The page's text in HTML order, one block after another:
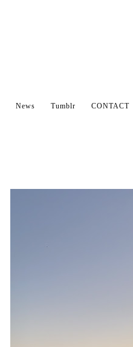
News Tumblr CONTACT